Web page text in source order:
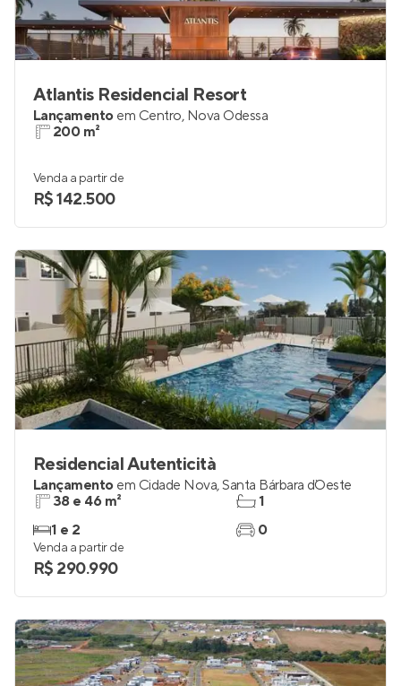
Atlantis Residencial Resort
Lançamento em Centro, Nova Odessa
200 m²
Venda a partir de
R$ 142.500
Residencial Autenticità
Lançamento em Cidade Nova,Santa Bárbara d`Oeste
38 e 46 m²
1 e 2
1
0
Venda a partir de
R$ 290.990